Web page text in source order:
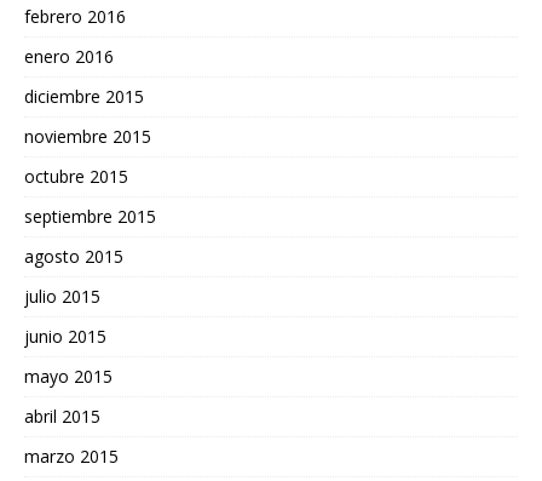
febrero 2016
enero 2016
diciembre 2015
noviembre 2015
octubre 2015
septiembre 2015
agosto 2015
julio 2015
junio 2015
mayo 2015
abril 2015
marzo 2015